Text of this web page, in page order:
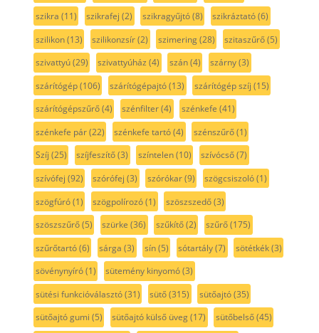
szikra (11) szikrafej (2) szikragyűjtó(8) szikráztató(6)
szilikon(13) szilikonzsír(2) szimering(28) szitaszűrő(5)
szivattyú(29) szivattyúház (4) szán(4) szárny(3)
szárítógép(106) szárítógépajtó(13) szárítógép szíj (15)
szárítógépszűrő(4) szénfilter(4) szénkefe (41)
szénkefe pár(22) szénkefe tartó(4) szénszűrő(1)
Szíj (25) szíjfeszítő(3) színtelen(10) szívócső(7)
szívófej (92) szórófej (3) szórókar(9) szögcsiszoló(1)
szögfúró(1) szögpolírozó(1) szöszszedő(3)
szöszszűrő(5) szürke (36) szűkítő(2) szűrő(175)
szűrőtartó(6) sárga (3) sín(5) sótartály(7) sötétkék(3)
sövénynyíró(1) sütemény kinyomó(3)
sütési funkcióválasztó(31) sütő(315) sütőajtó(35)
sütőajtó gumi (5) sütőajtó külső üveg(17) sütőbelső(45)